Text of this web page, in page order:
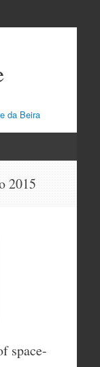
da Beira
2015
space-